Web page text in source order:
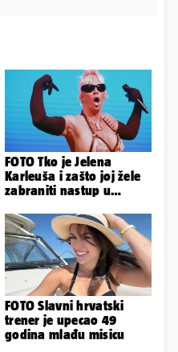
FOTO Tko je Jelena
Karleuša i zašto joj žele
zabraniti nastup u
govorila...
FOTO Slavni hrvatski
trener je upecao 49
godina mlađu misicu